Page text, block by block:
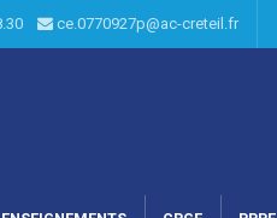
ce.0770927p@ac-creteil.fr